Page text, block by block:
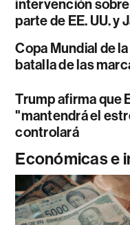
intervención
parte de EE. UU. y
Copa Mundial de
batalla de las
Trump afirma que
"mantendrá el
controlará
Económicas e